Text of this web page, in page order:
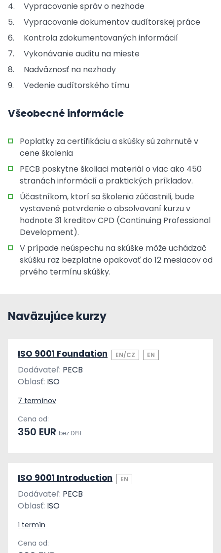
Vypracovanie správ o nezhode
Vypracovanie dokumentov audítorskej práce
Kontrola zdokumentovaných informácií
Vykonávanie auditu na mieste
Nadväznosť na nezhody
Vedenie audítorského tímu
Všeobecné informácie
Poplatky za certifikáciu a skúšky sú zahrnuté v
cene školenia
PECB poskytne školiaci materiál o viac ako 450
stranách informácií a praktických príkladov.
Účastníkom, ktorí sa školenia zúčastnili, bude
vystavené potvrdenie o absolvovaní kurzu v
hodnote 31 kreditov CPD (Continuing Professional
Development).
V prípade neúspechu na skúške môže uchádzač
skúšku raz bezplatne opakovať do 12 mesiacov od
prvého termínu skúšky.
Naväzujúce kurzy
ISO 9001 Foundation EN/CZ EN
Dodávateľ: PECB
Oblasť: ISO
7 termínov
Cena od:
350 EUR bez DPH
ISO 9001 Introduction EN
Dodávateľ: PECB
Oblasť: ISO
1 termín
Cena od: